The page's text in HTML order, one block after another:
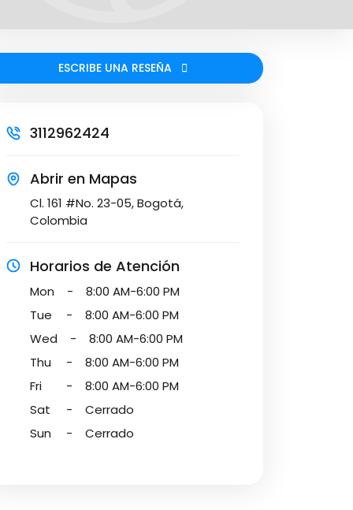
ESCRIBE UNA RESEÑA
3112962424
Abrir en Mapas
Cl. 161 #No. 23-05, Bogotá,
Colombia
Horarios de Atención
Mon -
8:00 AM-6:00 PM
Tue
-
8:00 AM-6:00 PM
Wed
-
8:00 AM-6:00 PM
Thu
-
8:00 AM-6:00 PM
Fri
-
8:00 AM-6:00 PM
Sat
-
Cerrado
Sun
- Cerrado